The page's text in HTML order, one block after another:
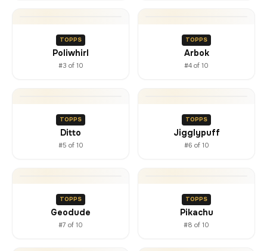
TOPPS
Poliwhirl
#3 of 10
TOPPS
Arbok
#4 of 10
TOPPS
Ditto
#5 of 10
TOPPS
Jigglypuff
#6 of 10
TOPPS
Geodude
#7 of 10
TOPPS
Pikachu
#8 of 10